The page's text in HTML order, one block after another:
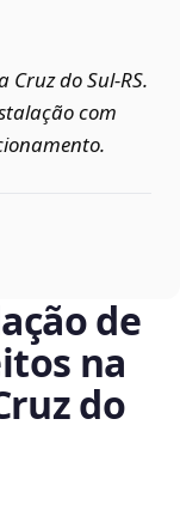
do Sul‑RS.
com
de
na
do